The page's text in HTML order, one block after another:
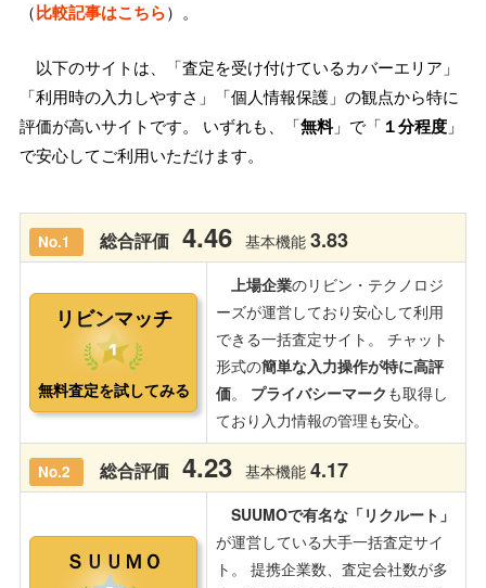
（比較記事はこちら）。
以下のサイトは、「査定を受け付けているカバーエリア」
「利用時の入力しやすさ」「個人情報保護」の観点から特に
評価が高いサイトです。 いずれも、「無料」で「 １分程度 」
で安心してご利用いただけます。